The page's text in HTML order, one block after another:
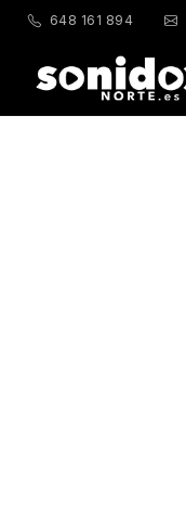
648 161 894